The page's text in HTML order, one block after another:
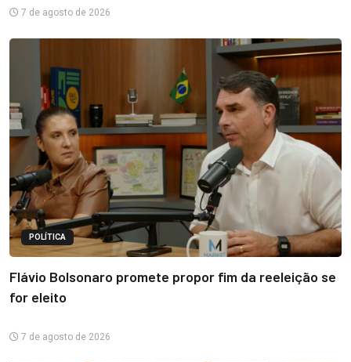
7 de agosto de 2026
POLÍTICA
Flávio Bolsonaro promete propor fim da reeleição se
for eleito
7 de agosto de 2026